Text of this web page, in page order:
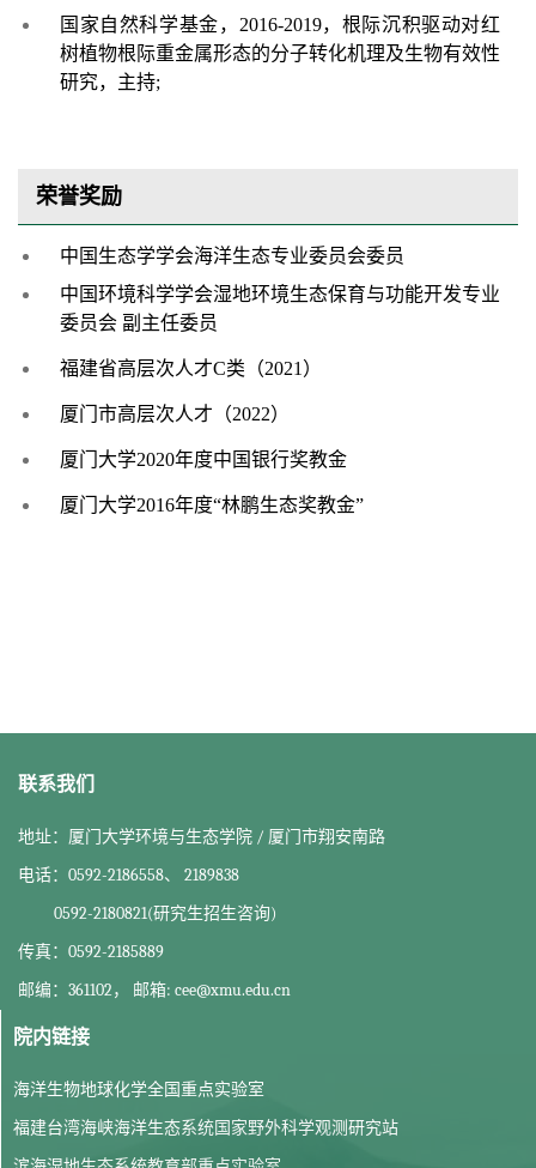
国家自然科学基金， 2016-2019，根际沉积驱动对红
树植物根际重金属形态的分子转化机理及生物有效性
研究，主持;
荣誉奖励
中国生态学学会海洋生态专业委员会委员
中国环境科学学会湿地环境生态保育与功能开发专业
委员会 副主任委员
福建省高层次人才C类（2021 ）
厦门市高层次人才（2022）
厦门大学2020年度中国银行奖教金
厦门大学2016年度“林鹏生态奖教金”
联系我们
地址：厦门大学环境与生态学院 / 厦门市翔安南路
电话：0592-2186558、 2189838
0592-2180821(研究生招生咨询)
传真：0592-2185889
邮编：361102， 邮箱: cee@xmu.edu.cn
院内链接
海洋生物地球化学全国重点实验室
福建台湾海峡海洋生态系统国家野外科学观测研究站